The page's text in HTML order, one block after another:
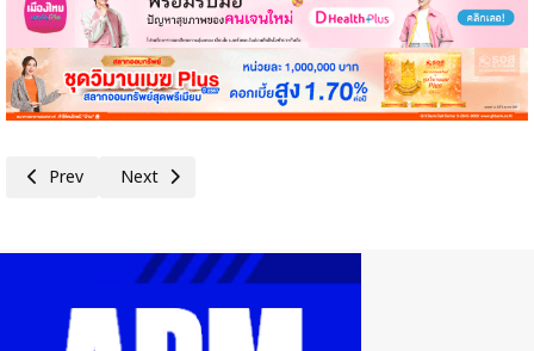
Previous article: ธอส.จัดพิธีถวายพระพรชัยมงคล เนื่องในโอกาสพระราช
Prev Next article: ธอส.แสดงความยินดีเนื่องในโอกาสวันคล้ายวันส
Next